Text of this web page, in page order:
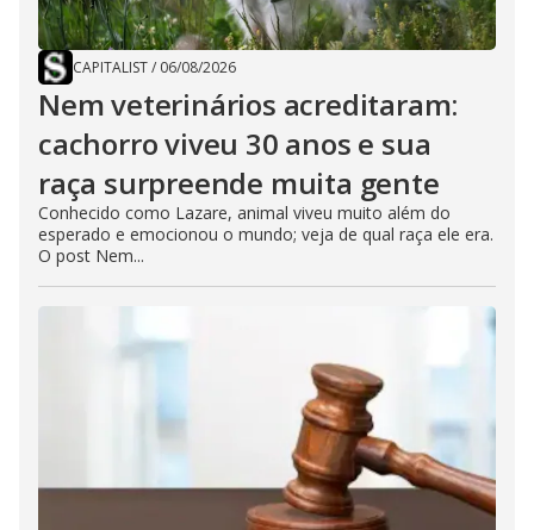
CAPITALIST/ 06/08/2026
Nem veterinários acreditaram:
cachorro viveu 30 anos e sua
raça surpreende muita gente
Conhecido como Lazare, animal viveu muito além do
esperado e emocionou o mundo; veja de qual raça ele era.
O post Nem...